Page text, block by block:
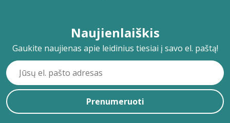
Naujienlaiškis
Gaukite naujienas apie leidinius tiesiai į savo el. paštą!
Prenumeruoti